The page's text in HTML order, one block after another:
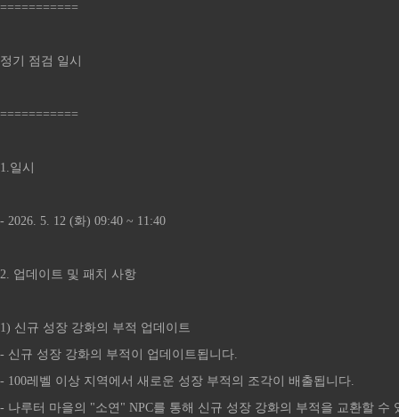
===========
정기 점검 일시
===========
1.일시
- 2026. 5. 12 (화) 09:40 ~ 11:40
2. 업데이트 및 패치 사항
1) 신규 성장 강화의 부적 업데이트
- 신규 성장 강화의 부적이 업데이트됩니다.
- 100레벨 이상 지역에서 새로운 성장 부적의 조각이 배출됩니다.
- 나루터 마을의 "소연" NPC를 통해 신규 성장 강화의 부적을 교환할 수